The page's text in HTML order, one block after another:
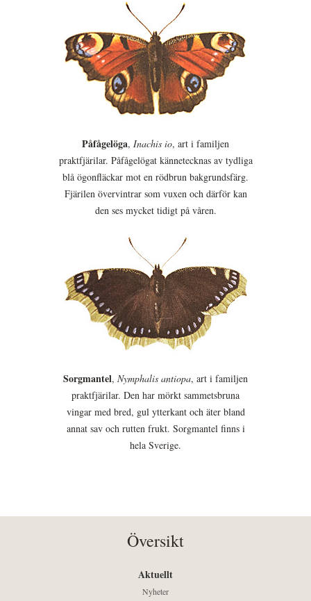
Påfågelöga, Inachis io, art i familjen
praktfjärilar. Påfågelögat kännetecknas av tydliga
blå ögonfläckar mot en rödbrun bakgrundsfärg.
Fjärilen övervintrar som vuxen och därför kan
den ses mycket tidigt på våren.
Sorgmantel, Nymphalis antiopa, art i familjen
praktfjärilar. Den har mörkt sammetsbruna
vingar med bred, gul ytterkant och äter bland
annat sav och rutten frukt. Sorgmantel finns i
hela Sverige.
Översikt
Aktuellt
Nyheter